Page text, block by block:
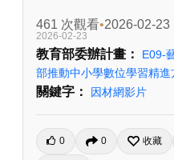
461 次觀看 2026-02-23
2026-02-23
教育部委辦計畫： E09-
部推動中小學數位學習精
關鍵字： 因材網影片
0 0 收藏